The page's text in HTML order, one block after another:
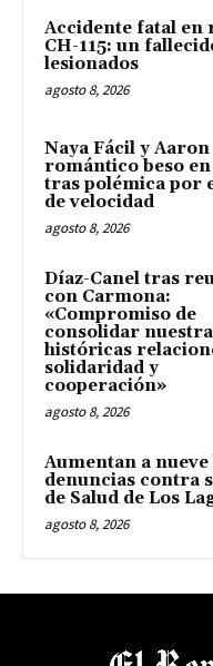
Accidente fatal en
CH-115: un
lesionados
agosto 8, 2026
Naya Fácil y Aaron
romántico beso en
tras polémica por
de velocidad
agosto 8, 2026
Díaz-Canel tras
con Carmona:
«Compromiso de
consolidar
históricas
solidaridad y
cooperación»
agosto 8, 2026
Aumentan a nueve
denuncias contra
de Salud de Los
agosto 8, 2026